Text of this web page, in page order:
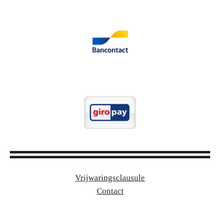
Vrijwaringsclausule
Contact